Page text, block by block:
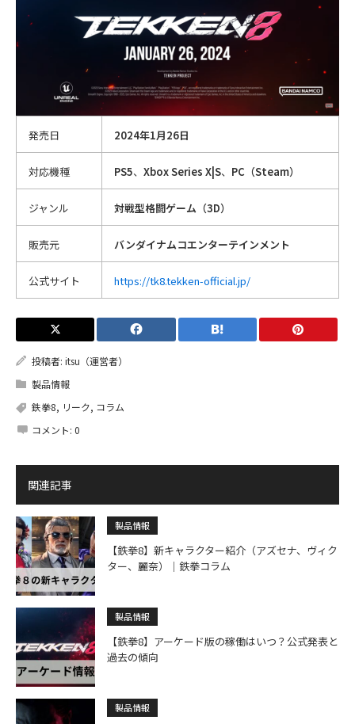
発売日 2024年1月26日
対応機種 PS5、 Xbox Series X|S、 PC（Steam）
ジャンル 対戦型格闘ゲーム（3D）
販売元 バンダイナムコエンターテインメント
公式サイト https://tk8.tekken-official.jp/
投稿者: itsu（運営者）
製品情報
鉄拳8, リーク, コラム
コメント: 0
関連記事
製品情報
【鉄拳8】新キャラクター紹介（アズセナ、ヴィク
ター、麗奈）｜鉄拳コラム
製品情報
【鉄拳8】アーケード版の稼働はいつ？公式発表と
過去の傾向
製品情報